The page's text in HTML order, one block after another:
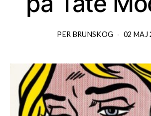
PER BRUNSKOG 02 MAJ